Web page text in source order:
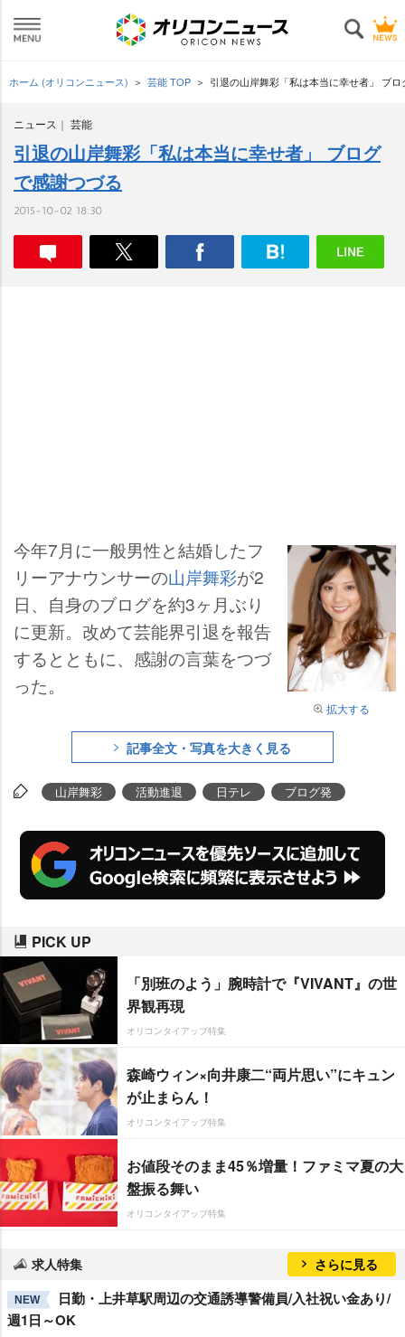
ホーム (オリコンニュース) 芸能 TOP 引退の山岸舞彩「私は本当に幸せ者」 ブ
ニュース 芸能
引退の山岸舞彩「私は本当に幸せ者」 ブログ
で感謝つづる
2015-10-02 18:30
拡大する
今年7月に一般男性と結婚したフ
リーアナウンサーの山岸舞彩が2
日、自身のブログを約3ヶ月ぶり
に更新。改めて芸能界引退を報告
するとともに、感謝の言葉をつづ
った。
記事全文・写真を大きく見る
山岸舞彩 活動進退 日テレ ブログ発
PICK UP
「別班のよう」腕時計で『VIVANT』の世
界観再現
オリコンタイアップ特集
森崎ウィン×向井康二“両片思い”にキュン
が止まらん！
オリコンタイアップ特集
お値段そのまま45％増量！ファミマ夏の大
盤振る舞い
オリコンタイアップ特集
求人特集 さらに見る
NEW
日勤・上井草駅周辺の交通誘導警備員/入社祝い金あり/
週1日～OK